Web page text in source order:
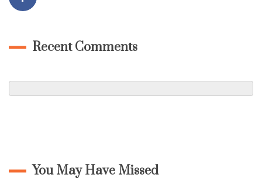
Recent Comments
You May Have Missed